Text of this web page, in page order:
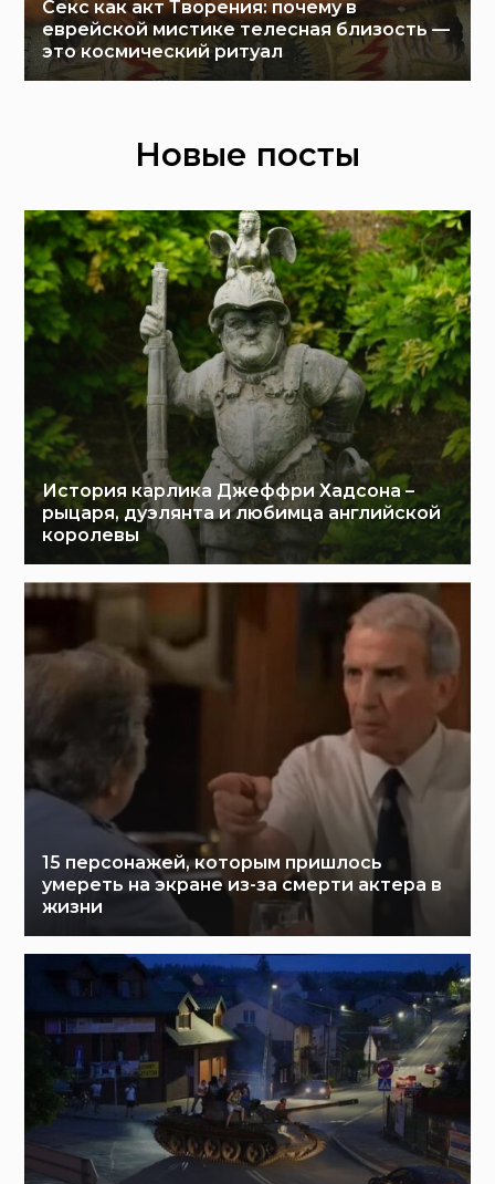
Секс как акт Творения: почему в
еврейской мистике телесная близость —
это космический ритуал
Новые посты
История карлика Джеффри Хадсона –
рыцаря, дуэлянта и любимца английской
королевы
15 персонажей, которым пришлось
умереть на экране из-за смерти актера в
жизни